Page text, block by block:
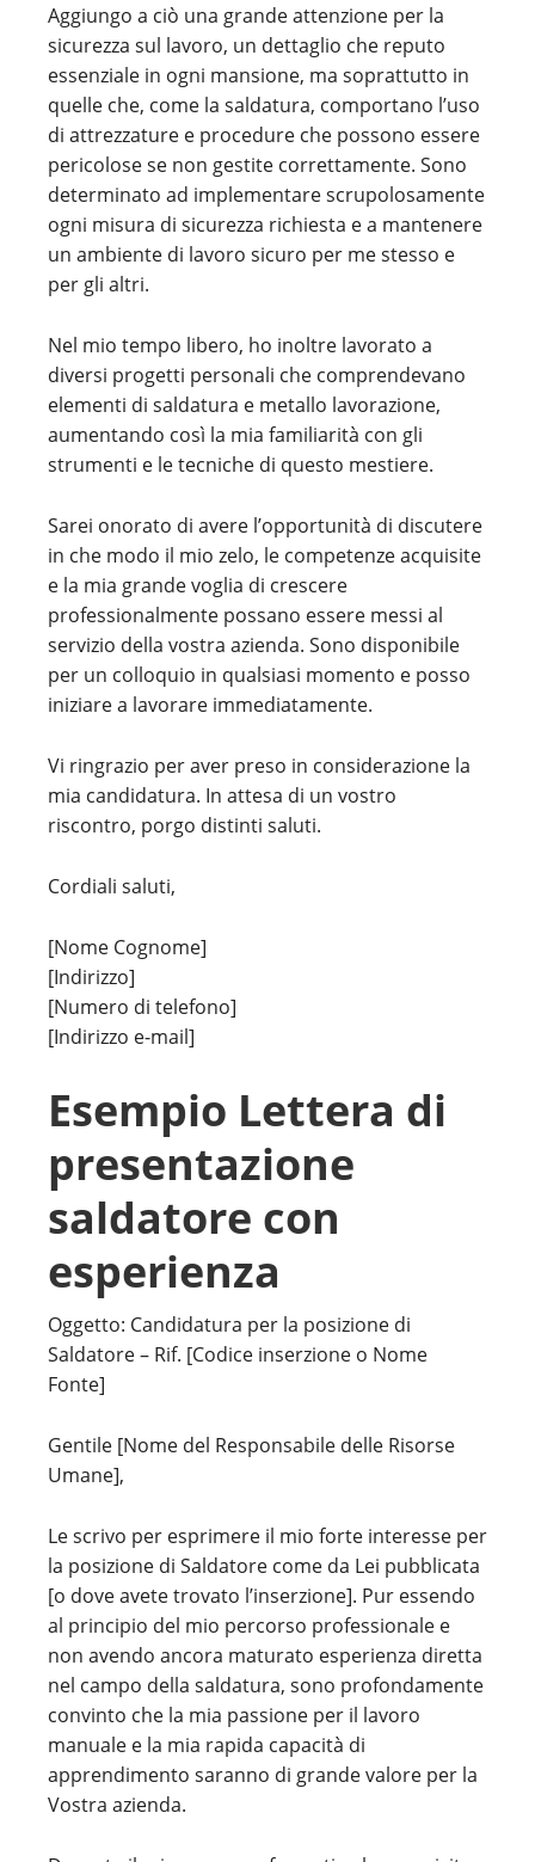
Aggiungo a ciò una grande attenzione per la
sicurezza sul lavoro, un dettaglio che reputo
essenziale in ogni mansione, ma soprattutto in
quelle che, come la saldatura, comportano l’uso
di attrezzature e procedure che possono essere
pericolose se non gestite correttamente. Sono
determinato ad implementare scrupolosamente
ogni misura di sicurezza richiesta e a mantenere
un ambiente di lavoro sicuro per me stesso e
per gli altri.
Nel mio tempo libero, ho inoltre lavorato a
diversi progetti personali che comprendevano
elementi di saldatura e metallo lavorazione,
aumentando così la mia familiarità con gli
strumenti e le tecniche di questo mestiere.
Sarei onorato di avere l’opportunità di discutere
in che modo il mio zelo, le competenze acquisite
e la mia grande voglia di crescere
professionalmente possano essere messi al
servizio della vostra azienda. Sono disponibile
per un colloquio in qualsiasi momento e posso
iniziare a lavorare immediatamente.
Vi ringrazio per aver preso in considerazione la
mia candidatura. In attesa di un vostro
riscontro, porgo distinti saluti.
Cordiali saluti,
[Nome Cognome]
[Indirizzo]
[Numero di telefono]
[Indirizzo e-mail]
Esempio Lettera di
presentazione
saldatore con
esperienza
Oggetto: Candidatura per la posizione di
Saldatore – Rif. [Codice inserzione o Nome
Fonte]
Gentile [Nome del Responsabile delle Risorse
Umane],
Le scrivo per esprimere il mio forte interesse per
la posizione di Saldatore come da Lei pubblicata
[o dove avete trovato l’inserzione]. Pur essendo
al principio del mio percorso professionale e
non avendo ancora maturato esperienza diretta
nel campo della saldatura, sono profondamente
convinto che la mia passione per il lavoro
manuale e la mia rapida capacità di
apprendimento saranno di grande valore per la
Vostra azienda.